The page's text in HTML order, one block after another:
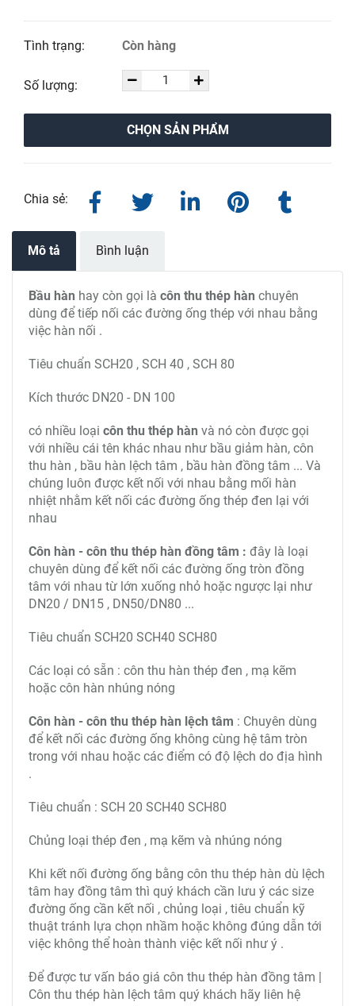
Tình trạng: Còn hàng
Số lượng:
CHỌN SẢN PHẨM
Chia sẻ:
Mô tả Bình luận
Bầu hàn hay còn gọi là côn thu thép hàn chuyên
dùng để tiếp nối các đường ống thép với nhau bằng
việc hàn nối .
Tiêu chuẩn SCH20 , SCH 40 , SCH 80
Kích thước DN20 - DN 100
có nhiều loại côn thu thép hàn và nó còn được gọi
với nhiều cái tên khác nhau như bầu giảm hàn, côn
thu hàn , bầu hàn lệch tâm , bầu hàn đồng tâm ... Và
chúng luôn được kết nối với nhau bằng mối hàn
nhiệt nhằm kết nối các đường ống thép đen lại với
nhau
Côn hàn - côn thu thép hàn đồng tâm : đây là loại
chuyên dùng để kết nối các đường ống tròn đồng
tâm với nhau từ lớn xuống nhỏ hoặc ngược lại như
DN20 / DN15 , DN50/DN80 ...
Tiêu chuẩn SCH20 SCH40 SCH80
Các loại có sẵn : côn thu hàn thép đen , mạ kẽm
hoặc côn hàn nhúng nóng
Côn hàn - côn thu thép hàn lệch tâm : Chuyên dùng
để kết nối các đường ống không cùng hệ tâm tròn
trong với nhau hoặc các điểm có độ lệch do địa hình
.
Tiêu chuẩn : SCH 20 SCH40 SCH80
Chủng loại thép đen , mạ kẽm và nhúng nóng
Khi kết nối đường ống bằng côn thu thép hàn dù lệch
tâm hay đồng tâm thì quý khách cần lưu ý các size
đường ống cần kết nối , chủng loại , tiêu chuẩn kỹ
thuật tránh lựa chọn nhầm hoặc không đúng dẫn tới
việc không thể hoàn thành việc kết nối như ý .
Để được tư vấn báo giá côn thu thép hàn đồng tâm |
Côn thu thép hàn lệch tâm quý khách hãy liên hệ